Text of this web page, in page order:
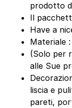
prodotto
Il
Have a
Materiale :
(Solo per
alle Sue
liscia e
pareti,